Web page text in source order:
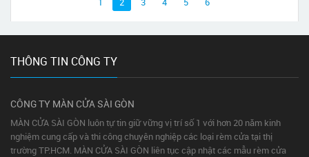
THÔNG TIN CÔNG TY
CÔNG TY MÀN CỬA SÀI GÒN
MÀN CỬA SÀI GÒN luôn tự tin giữ vững vị trí số 1 với hơn 20 năm kinh
nghiệm cung cấp và thi công chuyên nghiệp các loại rèm cửa tại thị
trường TP.HCM. MÀN CỬA SÀI GÒN liên tục cập nhật các mẫu rèm cửa